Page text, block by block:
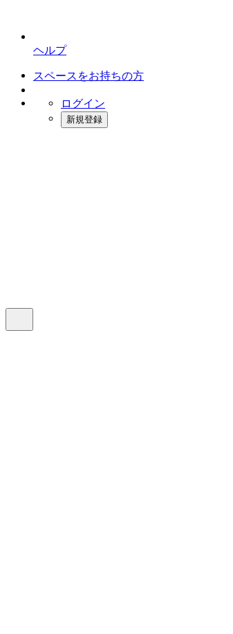
ヘルプ
スペースをお持ちの方
ログイン
新規登録